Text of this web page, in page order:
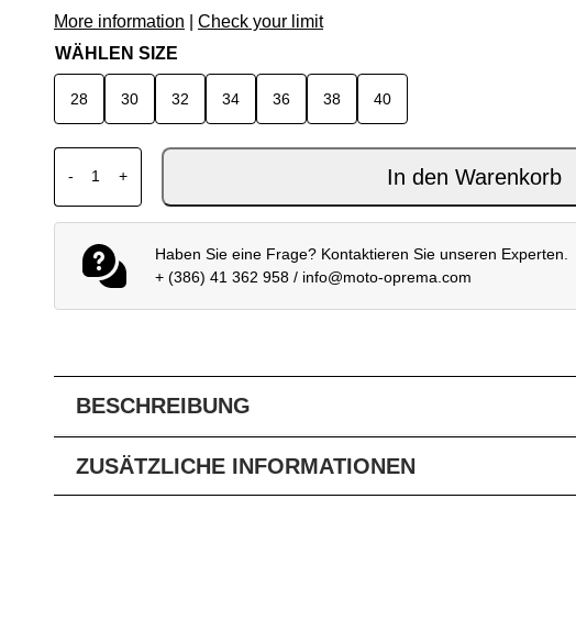
More information
Check your limit
WÄHLEN SIZE
28 30 32 34 36 38 40
-
ALPINESTARS MX HOSE RACER LAHND IRON CAMO 26 Menge
+ In den Warenkorb
Haben Sie eine Frage? Kontaktieren Sie unseren Experten.
+ (386) 41 362 958/ info@moto-oprema.com
BESCHREIBUNG
ZUSÄTZLICHE INFORMATIONEN